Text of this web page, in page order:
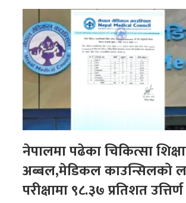
नेपालमा पढेका चिकित्सा
अब्बल,मेडिकल काउन्सिलको
परीक्षामा ९८.३७ प्रतिशत उत्तिर्ण